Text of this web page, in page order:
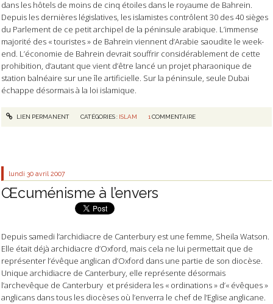
dans les hôtels de moins de cinq étoiles dans le royaume de Bahrein.
Depuis les dernières législatives, les islamistes contrôlent 30 des 40 sièges
du Parlement de ce petit archipel de la péninsule arabique. L’immense
majorité des « touristes » de Bahrein viennent d’Arabie saoudite le week-
end. L’économie de Bahrein devrait souffrir considérablement de cette
prohibition, d’autant que vient d’être lancé un projet pharaonique de
station balnéaire sur une île artificielle. Sur la péninsule, seule Dubai
échappe désormais à la loi islamique.
LIEN PERMANENT CATÉGORIES : ISLAM 1COMMENTAIRE
lundi 30 avril 2007
Œcuménisme à l’envers
Depuis samedi l’archidiacre de Canterbury est une femme, Sheila Watson.
Elle était déjà archidiacre d’Oxford, mais cela ne lui permettait que de
représenter l’évêque anglican d’Oxford dans une partie de son diocèse.
Unique archidiacre de Canterbury, elle représente désormais
l’archevêque de Canterbury et présidera les « ordinations » d’« évêques »
anglicans dans tous les diocèses où l’enverra le chef de l’Eglise anglicane.